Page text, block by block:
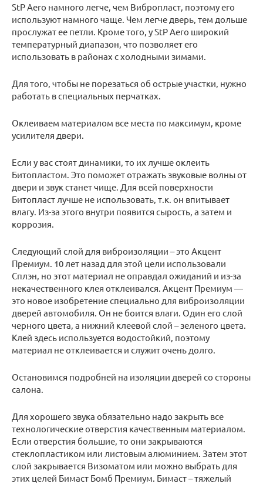
StP Aero намного легче, чем Вибропласт, поэтому его
используют намного чаще. Чем легче дверь, тем дольше
прослужат ее петли. Кроме того, у StP Aero широкий
температурный диапазон, что позволяет его
использовать в районах с холодными зимами.
Для того, чтобы не порезаться об острые участки, нужно
работать в специальных перчатках.
Оклеиваем материалом все места по максимум, кроме
усилителя двери.
Если у вас стоят динамики, то их лучше оклеить
Битопластом. Это поможет отражать звуковые волны от
двери и звук станет чище. Для всей поверхности
Битопласт лучше не использовать, т.к. он впитывает
влагу. Из-за этого внутри появится сырость, а затем и
коррозия.
Следующий слой для виброизоляции – это Акцент
Премиум. 10 лет назад для этой цели использовали
Сплэн, но этот материал не оправдал ожиданий и из-за
некачественного клея отклеивался. Акцент Премиум —
это новое изобретение специально для виброизоляции
дверей автомобиля. Он не боится влаги. Один его слой
черного цвета, а нижний клеевой слой – зеленого цвета.
Клей здесь используется водостойкий, поэтому
материал не отклеивается и служит очень долго.
Остановимся подробней на изоляции дверей со стороны
салона.
Для хорошего звука обязательно надо закрыть все
технологические отверстия качественным материалом.
Если отверстия большие, то они закрываются
стеклопластиком или листовым алюминием. Затем этот
слой закрывается Визоматом или можно выбрать для
этих целей Бимаст Бомб Премиум. Бимаст – тяжелый